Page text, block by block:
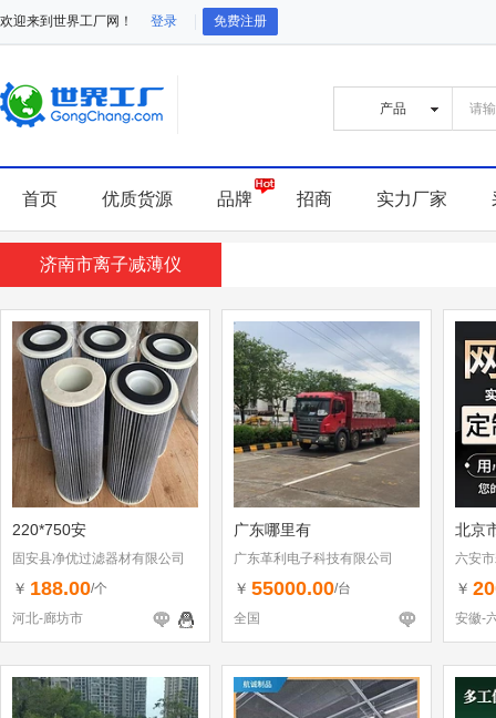
欢迎来到世界工厂网！ 登录 免费注册
首页 优质货源 品牌 招商 实力厂家
济南市离子减薄仪
220*750安
固安县净优过滤器材有限公司
￥ 188.00/个
河北-廊坊市
广东哪里有
广东革利电子科技有限公司
￥ 55000.00/台
全国
北京
六安
￥
安徽-